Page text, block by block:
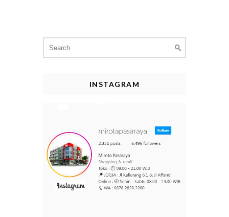
for:
INSTAGRAM